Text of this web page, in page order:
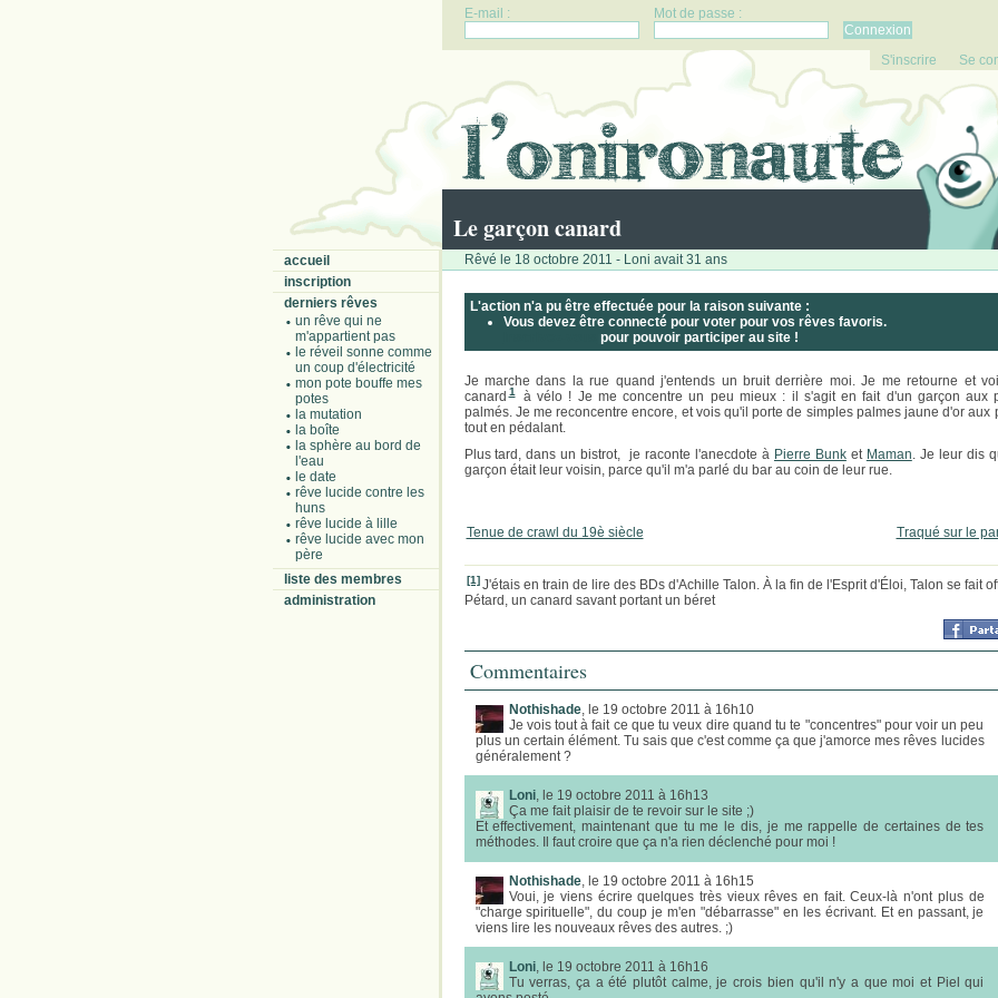
E-mail : Mot de passe :
S'inscrire Se
Le garçon canard
accueil
inscription
derniers rêves
un rêve qui ne
m'appartient pas
le réveil sonne comme
un coup d'électricité
mon pote bouffe mes
potes
la mutation
la boîte
la sphère au bord de
l'eau
le date
rêve lucide contre les
huns
rêve lucide à lille
rêve lucide avec mon
père
liste des membres
administration
Rêvé le 18 octobre 2011 - Loni avait 31 ans
L'action n'a pu être effectuée pour la raison suivante :
Vous devez être connecté pour voter pour vos rêves favoris.
pour pouvoir participer au site !
Je marche dans la rue quand j'entends un bruit derrière moi. Je me retourne et
canard 1
à vélo ! Je me concentre un peu mieux : il s'agit en fait d'un garçon aux
palmés. Je me reconcentre encore, et vois qu'il porte de simples palmes jaune d'or aux
tout en pédalant.
Plus tard, dans un bistrot, je raconte l'anecdote à Pierre Bunket Maman. Je leur dis
garçon était leur voisin, parce qu'il m'a parlé du bar au coin de leur rue.
Tenue de crawl du 19è siècle Traqué sur le
[1] J'étais en train de lire des BDs d'Achille Talon. À la fin de l'Esprit d'Éloi, Talon se fait
Pétard, un canard savant portant un béret
Commentaires
Nothishade, le 19 octobre 2011 à 16h10
Je vois tout à fait ce que tu veux dire quand tu te "concentres" pour voir un peu
plus un certain élément. Tu sais que c'est comme ça que j'amorce mes rêves lucides
généralement ?
Loni, le 19 octobre 2011 à 16h13
Ça me fait plaisir de te revoir sur le site ;)
Et effectivement, maintenant que tu me le dis, je me rappelle de certaines de tes
méthodes. Il faut croire que ça n'a rien déclenché pour moi !
Nothishade, le 19 octobre 2011 à 16h15
Voui, je viens écrire quelques très vieux rêves en fait. Ceux-là n'ont plus de
"charge spirituelle", du coup je m'en "débarrasse" en les écrivant. Et en passant, je
viens lire les nouveaux rêves des autres. ;)
Loni, le 19 octobre 2011 à 16h16
Tu verras, ça a été plutôt calme, je crois bien qu'il n'y a que moi et Piel qui